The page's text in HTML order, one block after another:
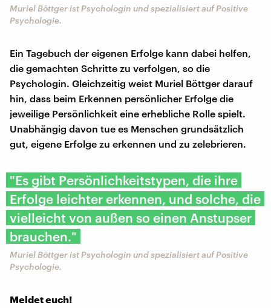
Muriel Böttger ist Psychologin und spezialisiert auf Positive
Psychologie.
Ein Tagebuch der eigenen Erfolge kann dabei helfen,
die gemachten Schritte zu verfolgen, so die
Psychologin. Gleichzeitig weist Muriel Böttger darauf
hin, dass beim Erkennen persönlicher Erfolge die
jeweilige Persönlichkeit eine erhebliche Rolle spielt.
Unabhängig davon tue es Menschen grundsätzlich
gut, eigene Erfolge zu erkennen und zu zelebrieren.
"Es gibt Persönlichkeitstypen, die ihre
Erfolge leichter erkennen, und solche, die
vielleicht von außen so einen Anstupser
brauchen."
Muriel Böttger ist Psychologin und spezialisiert auf Positive
Psychologie.
Meldet euch!